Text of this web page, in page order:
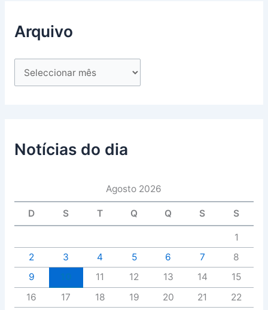
Arquivo
Notícias do dia
Agosto 2026
D S T Q Q S S
1
2
3 4 5 6 7
8
9
11 12 13 14
15
16
17 18 19 20 21
22